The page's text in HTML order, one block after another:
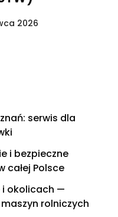
2026
serwis dla
i bezpieczne
całej Polsce
i okolicach —
rolniczych